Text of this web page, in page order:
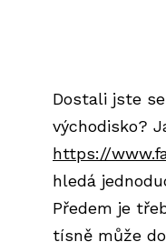
Dostali jste
východisko?
https://
hledá
Předem je
tísně může